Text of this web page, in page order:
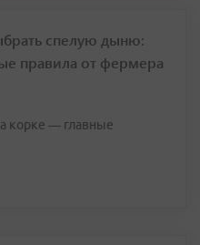
спелую дыню:
правила от фермера
корке — главные